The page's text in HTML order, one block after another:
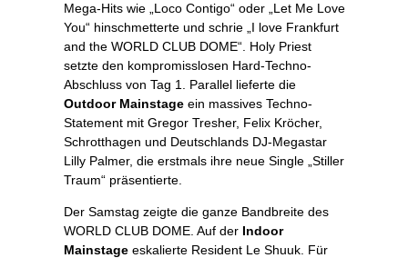
Mega-Hits wie „Loco Contigo“ oder „Let Me Love
You“ hinschmetterte und schrie „I love Frankfurt
and the WORLD CLUB DOME“. Holy Priest
setzte den kompromisslosen Hard-Techno-
Abschluss von Tag 1. Parallel lieferte die
Outdoor Mainstage ein massives Techno-
Statement mit Gregor Tresher, Felix Kröcher,
Schrotthagen und Deutschlands DJ-Megastar
Lilly Palmer, die erstmals ihre neue Single „Stiller
Traum“ präsentierte.
Der Samstag zeigte die ganze Bandbreite des
WORLD CLUB DOME. Auf der Indoor
Mainstage eskalierte Resident Le Shuuk. Für